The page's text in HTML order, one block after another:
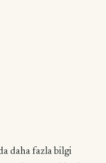
daha fazla bilgi